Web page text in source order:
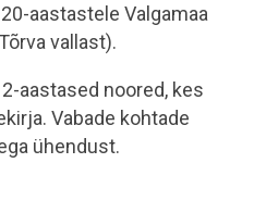
aastastele Valgamaa
vallast).
aastased noored, kes
Vabade kohtade
ühendust.